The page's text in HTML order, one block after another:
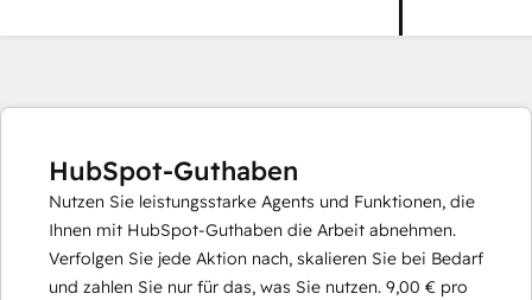
HubSpot-Guthaben
Nutzen Sie leistungsstarke Agents und Funktionen, die
Ihnen mit HubSpot-Guthaben die Arbeit abnehmen.
Verfolgen Sie jede Aktion nach, skalieren Sie bei Bedarf
und zahlen Sie nur für das, was Sie nutzen. 9,00 € pro